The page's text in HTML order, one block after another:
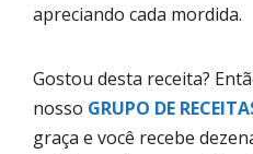
apreciando cada mordida.
Gostou desta receita?
nosso GRUPO DE
graça e você recebe